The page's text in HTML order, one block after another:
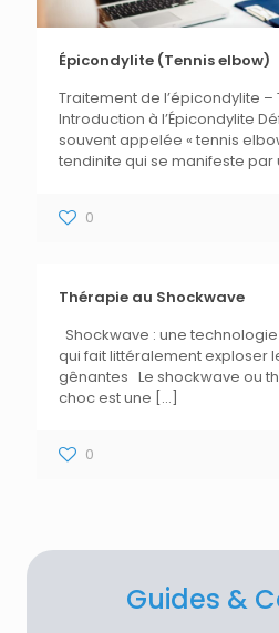
Épicondylite (Tennis elbow)
Traitement de l’épicondylite –
Introduction à l’Épicondylite
souvent appelée « tennis
tendinite qui se manifeste par
0
Thérapie au Shockwave
Shockwave : une
qui fait littéralement exploser
gênantes Le shockwave ou
choc est une […]
0
Guides &